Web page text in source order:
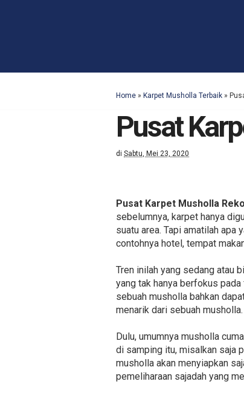
Home » Karpet Musholla Terbaik »
Pusat
di Sabtu, Mei 23, 2020
Pusat Karpet Musholla
sebelumnya, karpet hanya
suatu area. Tapi amatilah apa
contohnya hotel, tempat
Tren inilah yang sedang atau
yang tak hanya berfokus
sebuah musholla bahkan
menarik dari sebuah musholla.
Dulu, umumnya musholla
di samping itu, misalkan saja
musholla akan menyiapkan
pemeliharaan sajadah yang